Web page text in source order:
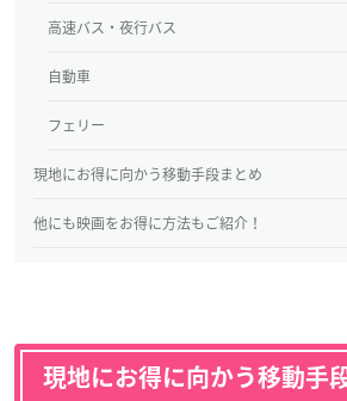
高速バス・夜行バス
自動車
フェリー
現地にお得に向かう移動手段まとめ
他にも映画をお得に方法もご紹介！
現地にお得に向かう移動手